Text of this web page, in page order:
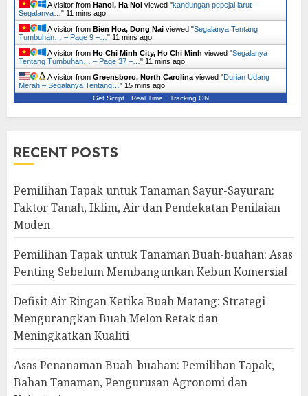
A visitor from Hanoi, Ha Noi viewed "kandungan pepejal larut –
Segalanya… " 11 mins ago
A visitor from Bien Hoa, Dong Nai viewed "Segalanya Tentang
Tumbuhan… – Page 9 –… " 11 mins ago
A visitor from Ho Chi Minh City, Ho Chi Minh viewed "Segalanya
Tentang Tumbuhan… – Page 37 –… " 11 mins ago
A visitor from Greensboro, North Carolina viewed "Durian Udang
Merah – Segalanya Tentang… " 15 mins ago
Get Script Real Time Tracking ON
RECENT POSTS
Pemilihan Tapak untuk Tanaman Sayur-Sayuran:
Faktor Tanah, Iklim, Air dan Pendekatan Penilaian
Moden
Pemilihan Tapak untuk Tanaman Buah-buahan: Asas
Penting Sebelum Membangunkan Kebun Komersial
Defisit Air Ringan Ketika Buah Matang: Strategi
Mengurangkan Buah Melon Retak dan
Meningkatkan Kualiti
Asas Penanaman Buah-buahan: Pemilihan Tapak,
Bahan Tanaman, Pengurusan Agronomi dan